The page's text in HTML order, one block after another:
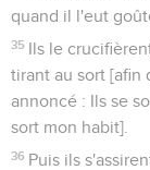
quand il l'eut
35 Ils le
tirant au sort [afin
annoncé : Ils se
sort mon habit].
36 Puis ils